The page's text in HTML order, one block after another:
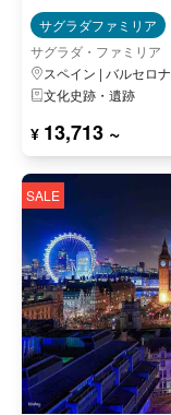
サグラダファミリア
サグラダ・ファミリア
スペイン | バルセロナ
文化史跡・遺跡
¥ 13,713 ~
SALE